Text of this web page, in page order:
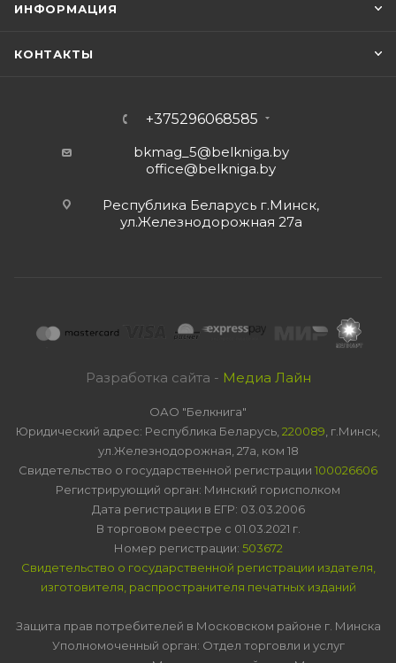
ИНФОРМАЦИЯ
КОНТАКТЫ
+375296068585
bkmag_5@belkniga.by
office@belkniga.by
Республика Беларусь г.Минск,
ул.Железнодорожная 27а
Разработка сайта - Медиа Лайн
ОАО "Белкнига"
Юридический адрес: Республика Беларусь, 220089 , г.Минск,
ул.Железнодорожная, 27а, ком 18
Свидетельство о государственной регистрации 100026606
Регистрирующий орган: Минский горисполком
Дата регистрации в ЕГР: 03.03.2006
В торговом реестре с 01.03.2021 г.
Номер регистрации: 503672
Свидетельство о государственной регистрации издателя,
изготовителя, распространителя печатных изданий
Защита прав потребителей в Московском районе г. Минска
Уполномоченный орган: Отдел торговли и услуг